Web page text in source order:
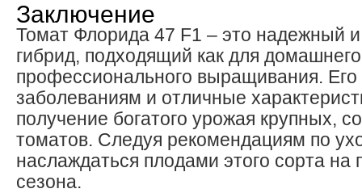
Заключение
Томат Флорида 47 F1 – это надежный
гибрид, подходящий как для
профессионального выращивания. Его
заболеваниям и отличные
получение богатого урожая крупных,
томатов. Следуя рекомендациям по
наслаждаться плодами этого сорта на
сезона.